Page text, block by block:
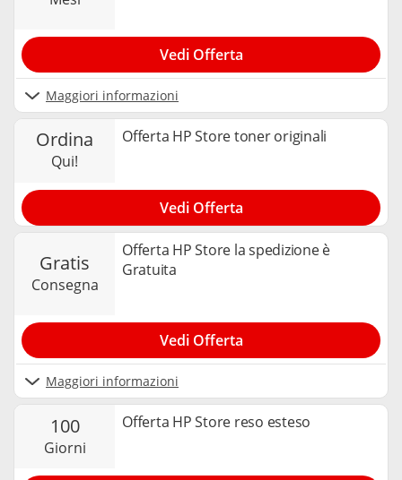
Maggiori informazioni
Vedi Offerta
ordina
qui!
Offerta HP Store toner originali
Vedi Offerta
gratis
consegna
Offerta HP Store la spedizione è
Gratuita
Maggiori informazioni
Vedi Offerta
100
giorni
Offerta HP Store reso esteso